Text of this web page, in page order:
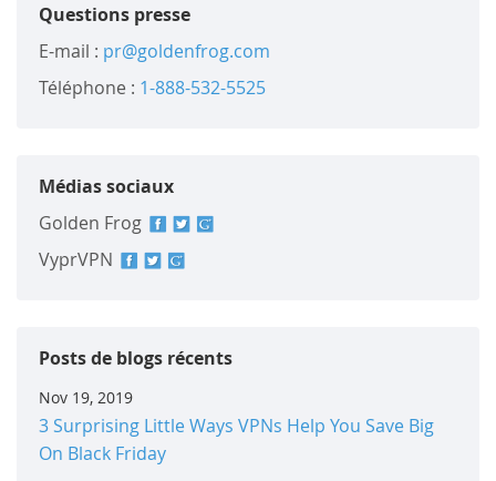
Questions presse
E-mail : pr@goldenfrog.com
Téléphone : 1-888-532-5525
Médias sociaux
Golden Frog
VyprVPN
Posts de blogs récents
3 Surprising Little Ways VPNs Help You Save Big
On Black Friday
Nov 19, 2019